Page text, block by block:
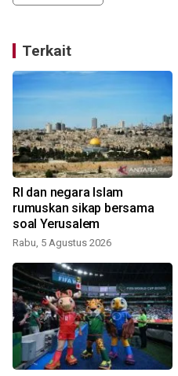
Terkait
RI dan negara Islam
rumuskan sikap bersama
soal Yerusalem
Rabu, 5 Agustus 2026